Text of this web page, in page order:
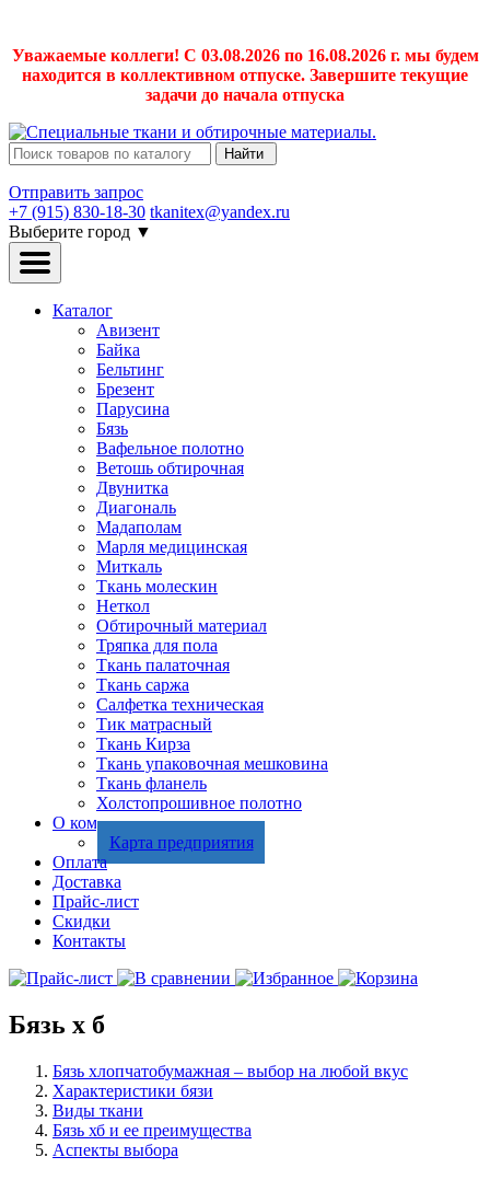
Уважаемые коллеги! С 03.08.2026 по 16.08.2026 г. мы будем
находится в коллективном отпуске. Завершите текущие
задачи до начала отпуска
Найти
Отправить запрос
+7 (915) 830-18-30 tkanitex@yandex.ru
Выберите город ▼
Каталог
Авизент
Байка
Бельтинг
Брезент
Парусина
Бязь
Вафельное полотно
Ветошь обтирочная
Двунитка
Диагональ
Мадаполам
Марля медицинская
Миткаль
Ткань молескин
Неткол
Обтирочный материал
Тряпка для пола
Ткань палаточная
Ткань саржа
Салфетка техническая
Тик матрасный
Ткань Кирза
Ткань упаковочная мешковина
Ткань фланель
Холстопрошивное полотно
О компании
Карта предприятия
Оплата
Доставка
Прайс-лист
Скидки
Контакты
Бязь х б
Бязь хлопчатобумажная – выбор на любой вкус
Характеристики бязи
Виды ткани
Бязь хб и ее преимущества
Аспекты выбора